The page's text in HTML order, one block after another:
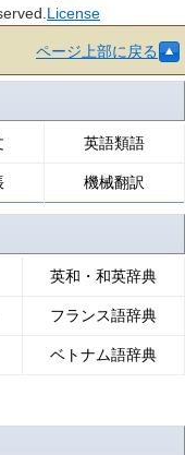
License
ページ上部に戻る
英語類語
機械翻訳
英和・和英辞典
フランス語辞典
ベトナム語辞典